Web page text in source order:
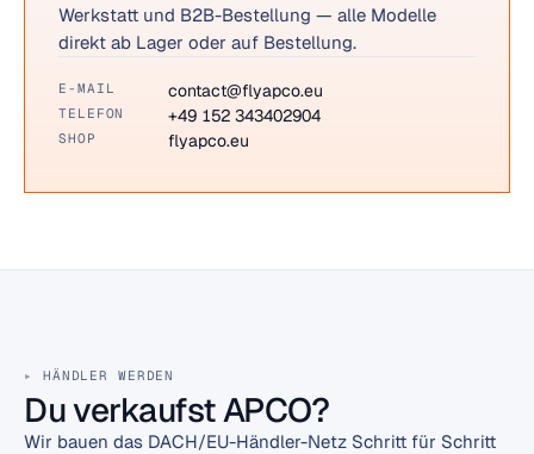
Werkstatt und B2B-Bestellung — alle Modelle
direkt ab Lager oder auf Bestellung.
E-MAIL contact@flyapco.eu
TELEFON +49 152 343402904
SHOP flyapco.eu
HÄNDLER WERDEN
Du verkaufst APCO?
Wir bauen das DACH/EU-Händler-Netz Schritt für Schritt